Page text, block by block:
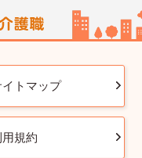
イトマップ
規約